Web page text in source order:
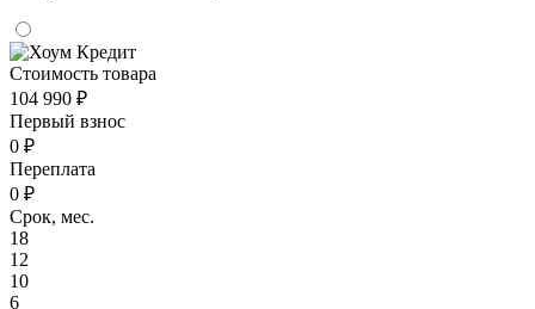
Стоимость товара
104 990 ₽
Первый взнос
0 ₽
Переплата
0 ₽
Срок, мес.
18
12
10
6